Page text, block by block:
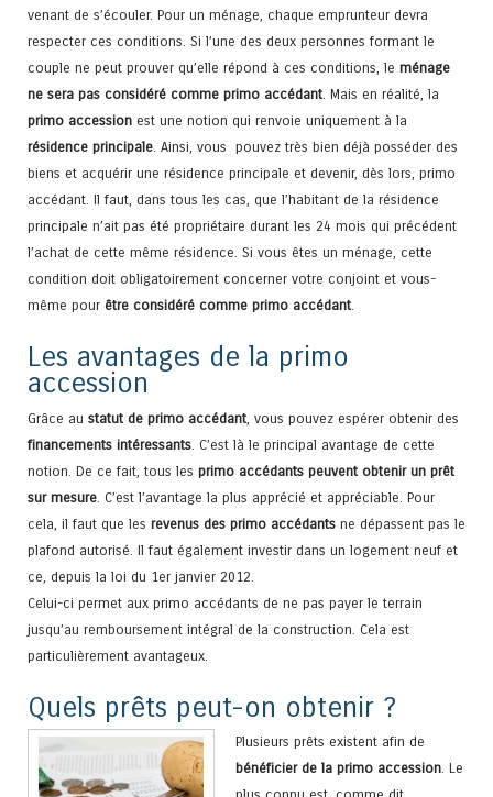
venant de s’écouler. Pour un ménage, chaque emprunteur devra
respecter ces conditions. Si l’une des deux personnes formant le
couple ne peut prouver qu’elle répond à ces conditions, le ménage
ne sera pas considéré comme primo accédant . Mais en réalité, la
primo accession est une notion qui renvoie uniquement à la
résidence principale . Ainsi, vous pouvez très bien déjà posséder des
biens et acquérir une résidence principale et devenir, dès lors, primo
accédant. Il faut, dans tous les cas, que l’habitant de la résidence
principale n’ait pas été propriétaire durant les 24 mois qui précédent
l’achat de cette même résidence. Si vous êtes un ménage, cette
condition doit obligatoirement concerner votre conjoint et vous-
même pour être considéré comme primo accédant
Les avantages de la primo
accession
Grâce au statut de primo accédant , vous pouvez espérer obtenir des
financements intéressants . C’est là le principal avantage de cette
notion. De ce fait, tous les primo accédants peuvent obtenir un prêt
sur mesure . C’est l’avantage la plus apprécié et appréciable. Pour
cela, il faut que les revenus des primo accédants ne dépassent pas le
plafond autorisé. Il faut également investir dans un logement neuf et
ce, depuis la loi du 1er janvier 2012.
Celui-ci permet aux primo accédants de ne pas payer le terrain
jusqu’au remboursement intégral de la construction. Cela est
particulièrement avantageux.
Quels prêts peut-on obtenir ?
Plusieurs prêts existent afin de
bénéficier de la primo accession. Le